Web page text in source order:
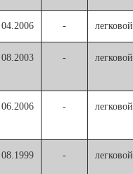
04.2006 - легковой
08.2003 - легковой
06.2006 - легковой
08.1999 - легковой